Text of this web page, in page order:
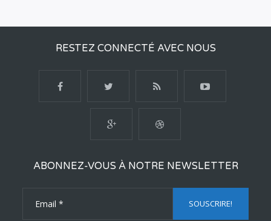
RESTEZ CONNECTÉ AVEC NOUS
ABONNEZ-VOUS À NOTRE NEWSLETTER